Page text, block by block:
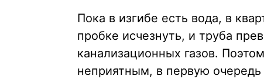
Пока в изгибе есть вода, в
пробке исчезнуть, и труба
канализационных газов.
неприятным, в первую